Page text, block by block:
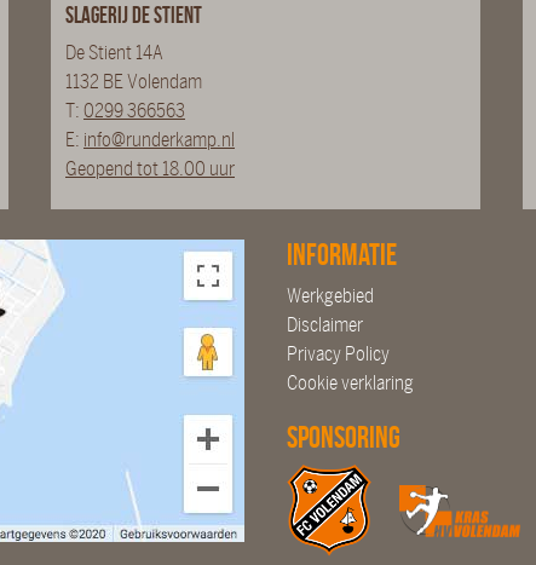
Slagerij De Stient
De Stient 14A
1132 BE Volendam
T: 0299 366563
E: info@runderkamp.nl
Geopend tot 18.00 uur
Informatie
Werkgebied
Disclaimer
Privacy Policy
Cookie verklaring
Sponsoring